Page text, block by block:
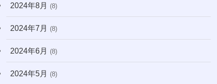
2024年8月 (8)
2024年7月 (8)
2024年6月 (8)
2024年5月 (8)